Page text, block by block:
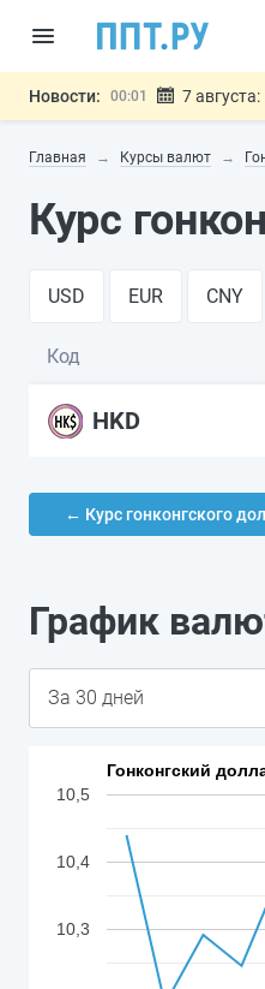
Новости: 00:01 7
06.08 Подписан
06.08
Важно
Главная Курсы валют
Курс
USD EUR CNY
Код
HKD
← Курс гонконгского
График
Гонконгский
10,3
10,4
10,5